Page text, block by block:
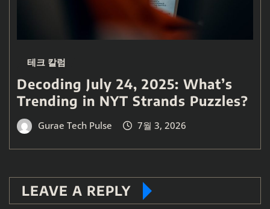
테크 칼럼
Decoding July 24, 2025: What’s
Trending in NYT Strands Puzzles?
Gurae Tech Pulse 7월 3, 2026
LEAVE A REPLY